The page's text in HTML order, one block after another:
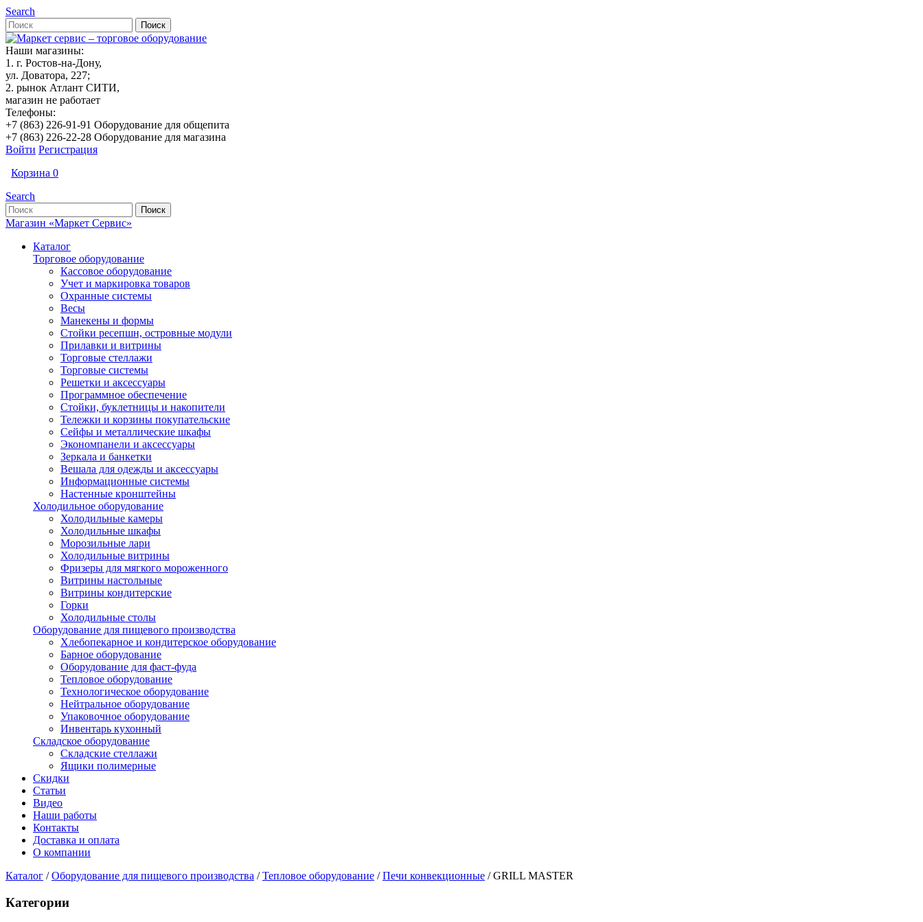
Search
Наши магазины:
1. г. Ростов-на-Дону,
ул. Доватора, 227;
2. рынок Атлант СИТИ,
магазин не работает
Телефоны:
+7 (863) 226-91-91 Оборудование для общепита
+7 (863) 226-22-28 Оборудование для магазина
Войти Регистрация
Корзина 0
Search
Магазин «Маркет Сервис»
Каталог
Торговое оборудование
Кассовое оборудование
Учет и маркировка товаров
Охранные системы
Весы
Манекены и формы
Стойки ресепшн, островные модули
Прилавки и витрины
Торговые стеллажи
Торговые системы
Решетки и аксессуары
Программное обеспечение
Стойки, буклетницы и накопители
Тележки и корзины покупательские
Сейфы и металлические шкафы
Экономпанели и аксессуары
Зеркала и банкетки
Вешала для одежды и аксессуары
Информационные системы
Настенные кронштейны
Холодильное оборудование
Холодильные камеры
Холодильные шкафы
Морозильные лари
Холодильные витрины
Фризеры для мягкого мороженного
Витрины настольные
Витрины кондитерские
Горки
Холодильные столы
Оборудование для пищевого производства
Хлебопекарное и кондитерское оборудование
Барное оборудование
Оборудование для фаст-фуда
Тепловое оборудование
Технологическое оборудование
Нейтральное оборудование
Упаковочное оборудование
Инвентарь кухонный
Складское оборудование
Складские стеллажи
Ящики полимерные
Скидки
Статьи
Видео
Наши работы
Контакты
Доставка и оплата
О компании
Каталог / Оборудование для пищевого производства / Тепловое оборудование / Печи конвекционные / GRILL MASTER
Категории